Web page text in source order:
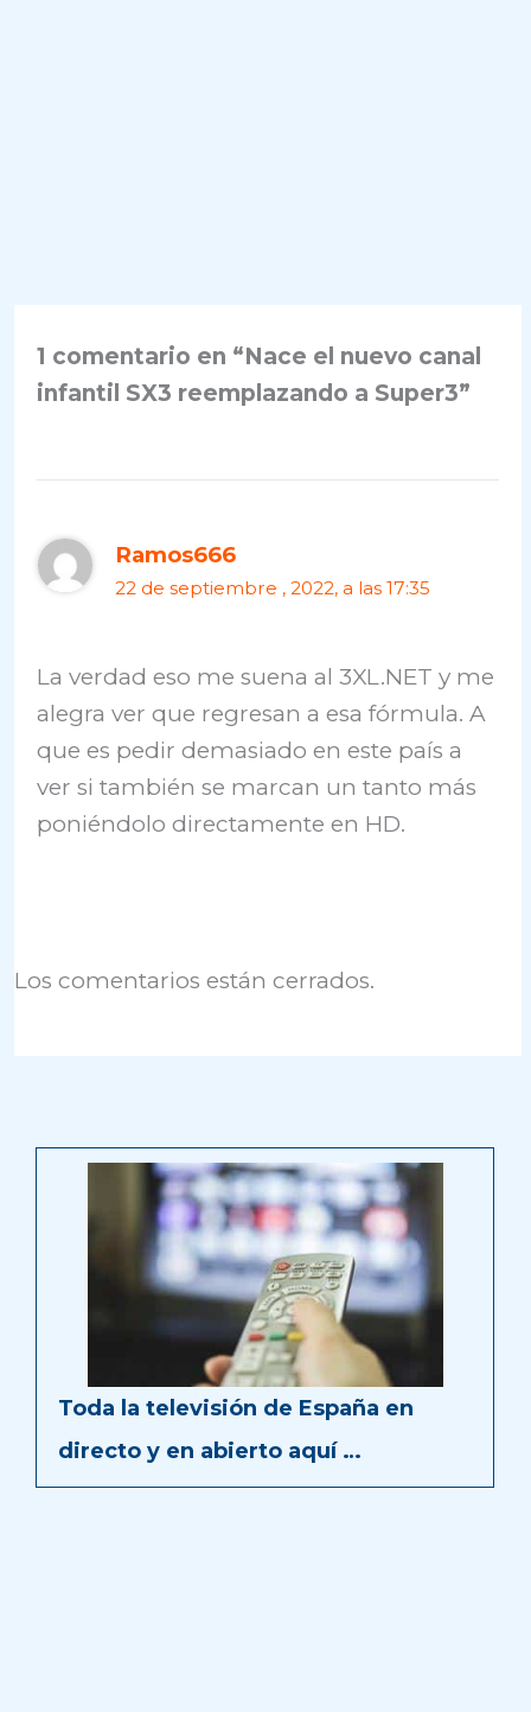
1 comentario en “Nace el nuevo canal
infantil SX3 reemplazando a Super3”
Ramos666
22 de septiembre , 2022, a las 17:35
La verdad eso me suena al 3XL.NET y me
alegra ver que regresan a esa fórmula. A
que es pedir demasiado en este país a
ver si también se marcan un tanto más
poniéndolo directamente en HD.
Los comentarios están cerrados.
Toda la televisión de España en
directo y en abierto aquí …